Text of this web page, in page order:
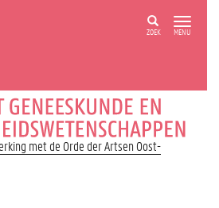
ZOEK MENU
met de Orde der Artsen Oost-